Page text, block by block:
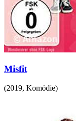
Misfit
(2019, Komödie)